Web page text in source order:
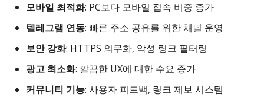
모바일 최적화: PC보다 모바일 접속 비중 증가
텔레그램 연동: 빠른 주소 공유를 위한 채널 운영
보안 강화: HTTPS 의무화, 악성 링크 필터링
광고 최소화: 깔끔한 UX에 대한 수요 증가
커뮤니티 기능: 사용자 피드백, 링크 제보 시스템